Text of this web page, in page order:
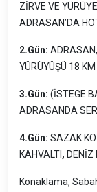
ZİRVE VE
ADRASAN’DA
2.Gün:
YÜRÜYÜŞÜ 18
3.Gün: (İSTEGE
ADRASANDA
4.Gün: SAZAK
KAHVALTI , DENİZ
Konaklama,